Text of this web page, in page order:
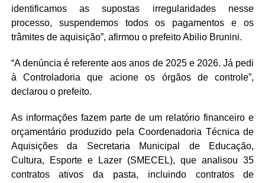
identificamos as supostas irregularidades nesse
processo, suspendemos todos os pagamentos e os
trâmites de aquisição”, afirmou o prefeito Abilio Brunini.
“A denúncia é referente aos anos de 2025 e 2026. Já pedi
à Controladoria que acione os órgãos de controle”,
declarou o prefeito.
As informações fazem parte de um relatório financeiro e
orçamentário produzido pela Coordenadoria Técnica de
Aquisições da Secretaria Municipal de Educação,
Cultura, Esporte e Lazer (SMECEL), que analisou 35
contratos ativos da pasta, incluindo contratos de